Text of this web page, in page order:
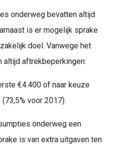
onderweg bevatten altijd
is er mogelijk sprake
doel. Vanwege het
aftrekbeperkingen:
€4.400 of naar keuze
voor 2017).
onderweg een
is van extra uitgaven ten